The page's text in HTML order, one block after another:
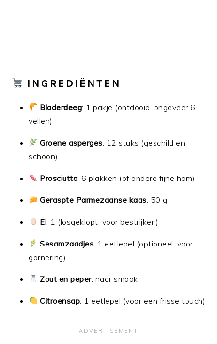
INGREDIËNTEN
Bladerdeeg: 1 pakje (ontdooid, ongeveer 6
vellen)
Groene asperges: 12 stuks (geschild en
schoon)
Prosciutto: 6 plakken (of andere fijne ham)
Geraspte Parmezaanse kaas: 50 g
Ei: 1 (losgeklopt, voor bestrijken)
Sesamzaadjes: 1 eetlepel (optioneel, voor
garnering)
Zout en peper: naar smaak
Citroensap: 1 eetlepel (voor een frisse touch)